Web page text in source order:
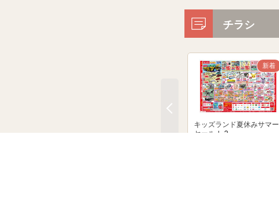
チラシ
キッズランド夏休みサマー
セール！ 2
新着